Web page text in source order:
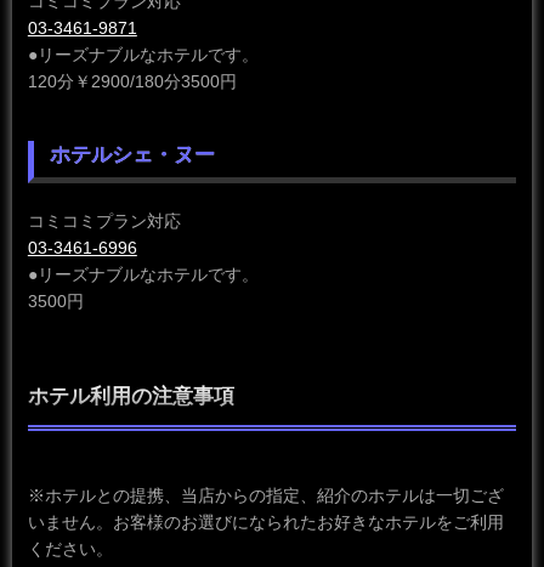
03-3461-9871
●リーズナブルなホテルです。
120分￥2900/180分3500円
ホテルシェ・ヌー
コミコミプラン対応
03-3461-6996
●リーズナブルなホテルです。
3500円
ホテル利用の注意事項
※ホテルとの提携、当店からの指定、紹介のホテルは一切ござ
いません。お客様のお選びになられたお好きなホテルをご利用
ください。